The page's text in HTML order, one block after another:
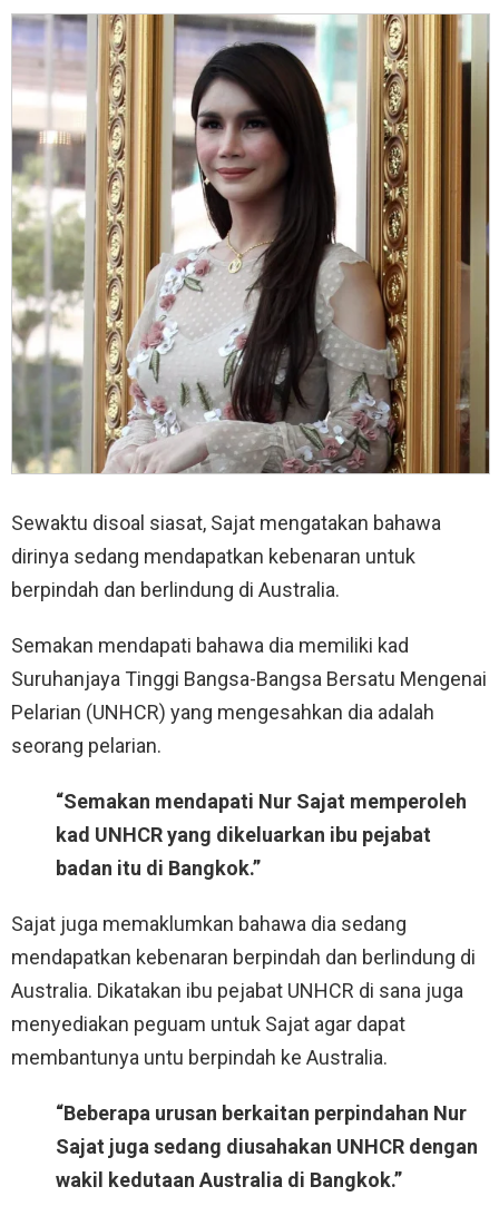
Sewaktu disoal siasat, Sajat mengatakan bahawa
dirinya sedang mendapatkan kebenaran untuk
berpindah dan berlindung di Australia.
Semakan mendapati bahawa dia memiliki kad
Suruhanjaya Tinggi Bangsa-Bangsa Bersatu Mengenai
Pelarian (UNHCR) yang mengesahkan dia adalah
seorang pelarian.
“Semakan mendapati Nur Sajat memperoleh
kad UNHCR yang dikeluarkan ibu pejabat
badan itu di Bangkok.”
Sajat juga memaklumkan bahawa dia sedang
mendapatkan kebenaran berpindah dan berlindung di
Australia. Dikatakan ibu pejabat UNHCR di sana juga
menyediakan peguam untuk Sajat agar dapat
membantunya untu berpindah ke Australia.
“Beberapa urusan berkaitan perpindahan Nur
Sajat juga sedang diusahakan UNHCR dengan
wakil kedutaan Australia di Bangkok.”